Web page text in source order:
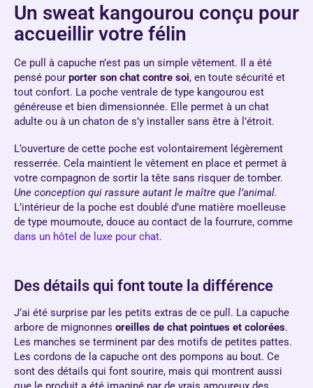
Un sweat kangourou conçu pour
accueillir votre félin
Ce pull à capuche n’est pas un simple vêtement. Il a été
pensé pour porter son chat contre soi, en toute sécurité et
tout confort. La poche ventrale de type kangourou est
généreuse et bien dimensionnée. Elle permet à un chat
adulte ou à un chaton de s’y installer sans être à l’étroit.
L’ouverture de cette poche est volontairement légèrement
resserrée. Cela maintient le vêtement en place et permet à
votre compagnon de sortir la tête sans risquer de tomber.
Une conception qui rassure autant le maître que l’animal.
L’intérieur de la poche est doublé d’une matière moelleuse
de type moumoute, douce au contact de la fourrure, comme
dans un hôtel de luxe pour chat.
Des détails qui font toute la différence
J’ai été surprise par les petits extras de ce pull. La capuche
arbore de mignonnes oreilles de chat pointues et colorées.
Les manches se terminent par des motifs de petites pattes.
Les cordons de la capuche ont des pompons au bout. Ce
sont des détails qui font sourire, mais qui montrent aussi